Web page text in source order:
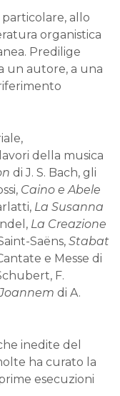
particolare, allo
organistica
Predilige
un autore, a una
della musica
di J. S. Bach, gli
Caino e Abele
La Susanna
La Creazione
Saëns, Stabat
e Messe di
F.
di A.
inedite del
ha curato la
esecuzioni